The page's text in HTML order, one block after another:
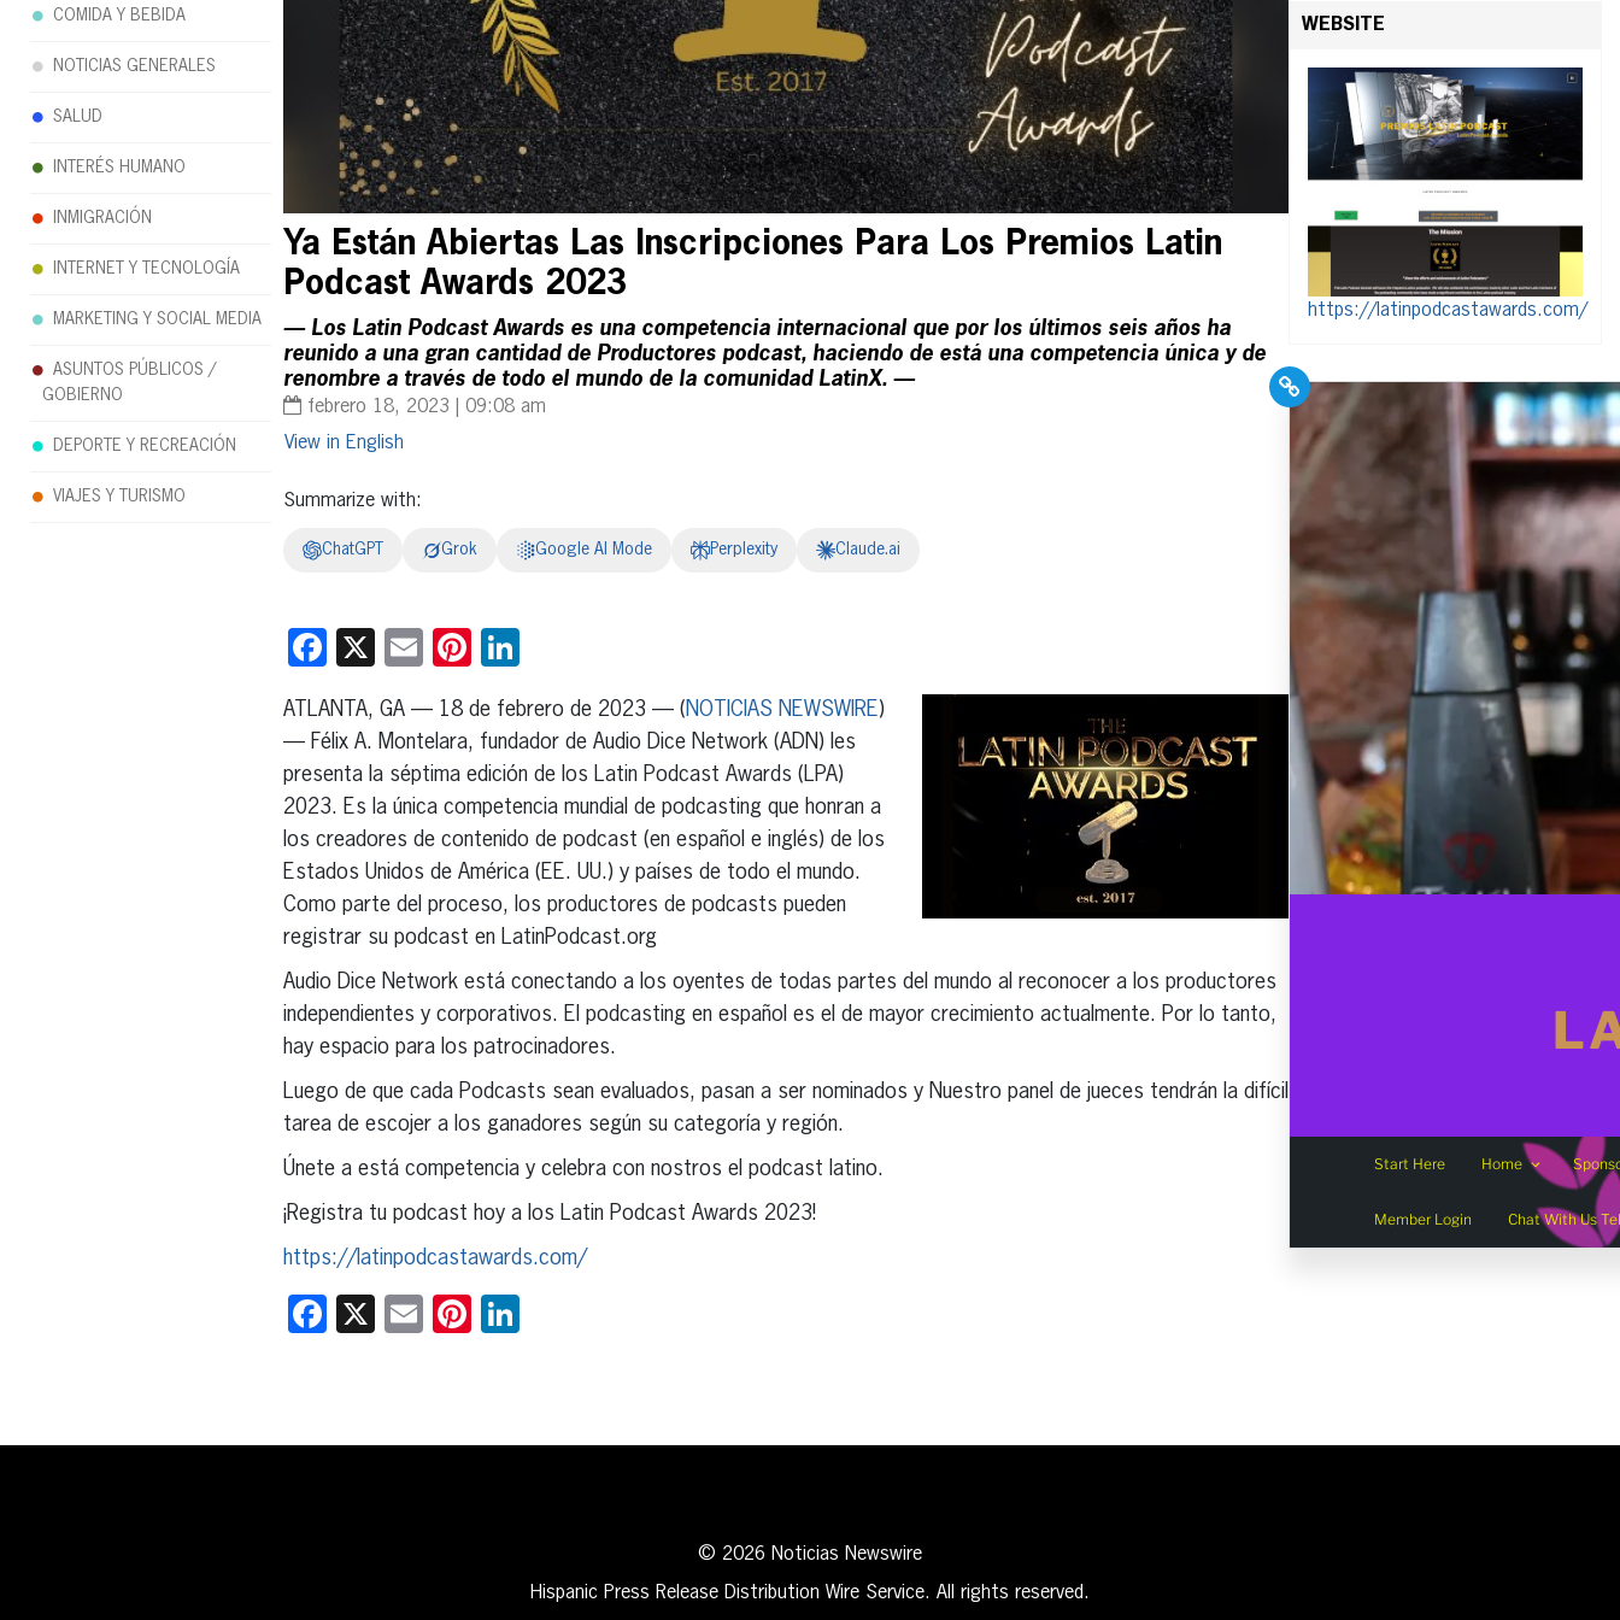
Ya Están Abiertas Las Inscripciones Para Los Premios Latin
Podcast Awards 2023
— Los Latin Podcast Awards es una competencia internacional que por los últimos seis años ha
reunido a una gran cantidad de Productores podcast, haciendo de está una competencia única y de
renombre a través de todo el mundo de la comunidad LatinX. —
febrero 18, 2023 | 09:08 am
English
Summarize with:
ChatGPT Grok Google AI Mode Perplexity Claude.ai
Facebook
X EmailPinterest
ATLANTA, GA — 18 de febrero de 2023 — (NOTICIAS NEWSWIRE)
— Félix A. Montelara, fundador de Audio Dice Network (ADN) les
presenta la séptima edición de los Latin Podcast Awards (LPA)
2023. Es la única competencia mundial de podcasting que honran a
los creadores de contenido de podcast (en español e inglés) de los
Estados Unidos de América (EE. UU.) y países de todo el mundo.
Como parte del proceso, los productores de podcasts pueden
registrar su podcast en LatinPodcast.org
Audio Dice Network está conectando a los oyentes de todas partes del mundo al reconocer a los productores
independientes y corporativos. El podcasting en español es el de mayor crecimiento actualmente. Por lo tanto,
hay espacio para los patrocinadores.
Luego de que cada Podcasts sean evaluados, pasan a ser nominados y Nuestro panel de jueces tendrán la difícil
tarea de escojer a los ganadores según su categoría y región.
Únete a está competencia y celebra con nostros el podcast latino.
¡Registra tu podcast hoy a los Latin Podcast Awards 2023!
https://latinpodcastawards.com/
Facebook
X EmailPinterest
WEBSITE
https://latinpodcastawards.com/
PR Pros: Unleash your
Hispanic PR excellence
with our Trade Journal
+ Weekly Newsletter!
Click here to subscribe and
receive the latest industry news,
professional development tips,
webinars, and more!
COMIDA Y BEBIDA
NOTICIAS GENERALES
SALUD
INTERÉS HUMANO
INMIGRACIÓN
INTERNET Y TECNOLOGÍA
MARKETING Y SOCIAL MEDIA
ASUNTOS PÚBLICOS /
GOBIERNO
DEPORTE Y RECREACIÓN
VIAJES Y TURISMO
© 2026 Noticias Newswire
Hispanic Press Release Distribution Wire Service. All rights reserved.